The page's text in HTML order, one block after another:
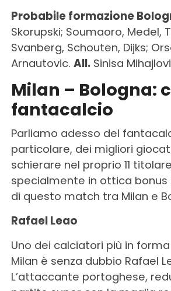
Probabile formazione
Skorupski; Soumaoro, Medel,
Svanberg, Schouten, Dijks;
Arnautovic. All. Sinisa
Milan – Bologna:
fantacalcio
Parliamo adesso del
particolare, dei migliori
schierare nel proprio 11
specialmente in ottica bonus
di questo match tra Milan e
Rafael Leao
Uno dei calciatori più in
Milan è senza dubbio Rafael
L’attaccante portoghese,